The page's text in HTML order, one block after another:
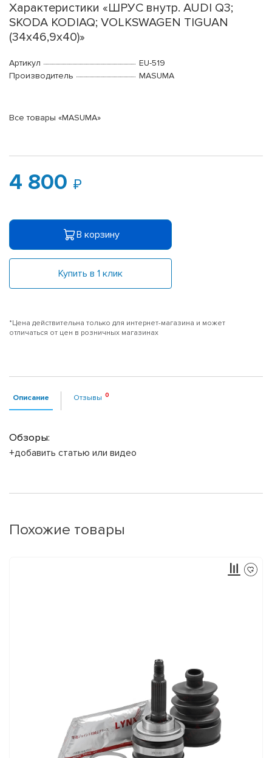
Характеристики «ШРУС внутр. AUDI Q3;
SKODA KODIAQ; VOLKSWAGEN TIGUAN
(34х46,9х40)»
Артикул
EU-519
Производитель
MASUMA
Все товары «MASUMA»
4 800
В корзину
Купить в 1 клик
*Цена действительна только для интернет-магазина и может
отличаться от цен в розничных магазинах
Описание Отзывы
Обзоры:
+добавить статью или видео
Похожие товары